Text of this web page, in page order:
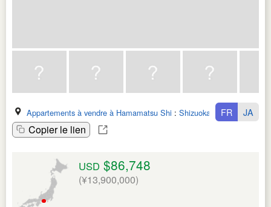
Appartements à vendre à Hamamatsu Shi : Shizuoka Ken
Copier le lien
FR JA
USD $86,748
(¥13,900,000)